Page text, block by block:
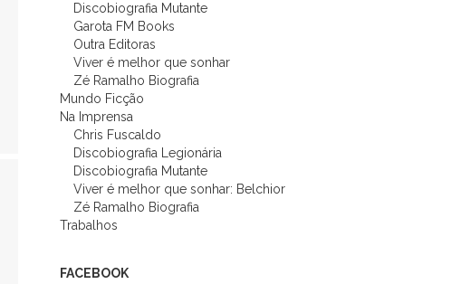
Discobiografia Mutante
Garota FM Books
Outra Editoras
Viver é melhor que sonhar
Zé Ramalho Biografia
Mundo Ficção
Na Imprensa
Chris Fuscaldo
Discobiografia Legionária
Discobiografia Mutante
Viver é melhor que sonhar: Belchior
Zé Ramalho Biografia
Trabalhos
FACEBOOK